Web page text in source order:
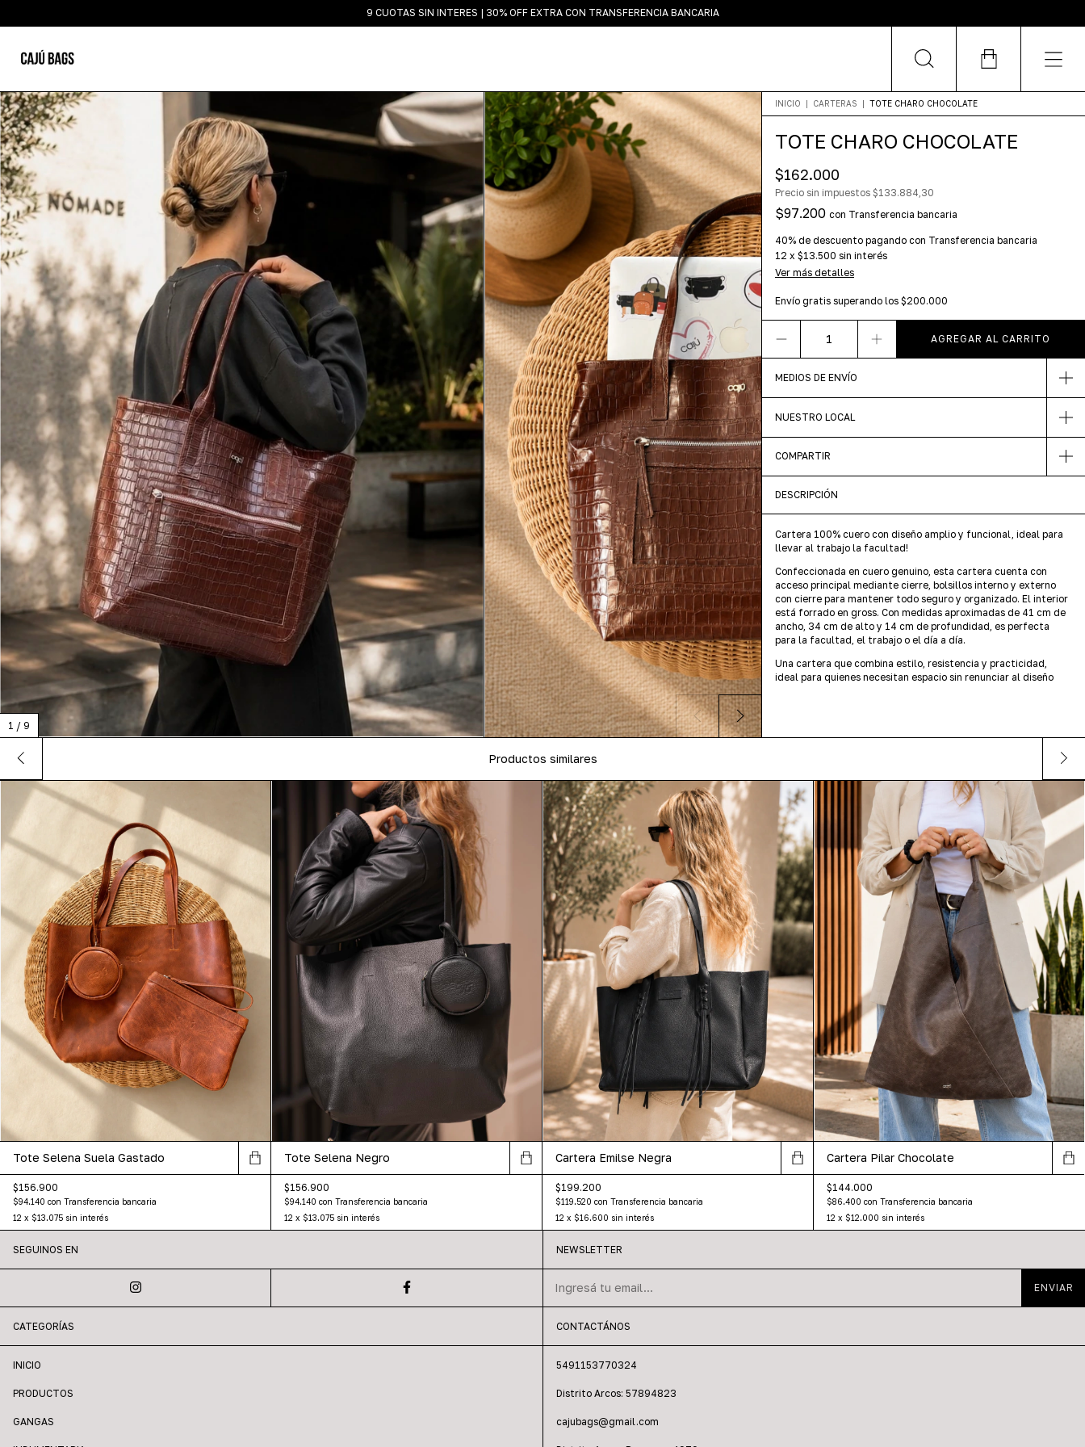
9 CUOTAS SIN INTERES | 30% OFF EXTRA CON TRANSFERENCIA BANCARIA
1 / 9
INICIO | CARTERAS | TOTE CHARO CHOCOLATE
TOTE CHARO CHOCOLATE
$162.000
Precio sin impuestos $133.884,30
$97.200 con Transferencia bancaria
40% de descuento pagando con Transferencia bancaria
12 x $13.500 sin interés
Ver más detalles
Envío gratis superando los $200.000
MEDIOS DE ENVÍO
NUESTRO LOCAL
COMPARTIR
DESCRIPCIÓN
Cartera 100% cuero con diseño amplio y funcional, ideal para
llevar al trabajo la facultad!
Confeccionada en cuero genuino, esta cartera cuenta con
acceso principal mediante cierre, bolsillos interno y externo
con cierre para mantener todo seguro y organizado. El interior
está forrado en gross. Con medidas aproximadas de 41 cm de
ancho, 34 cm de alto y 14 cm de profundidad, es perfecta
para la facultad, el trabajo o el día a día.
Una cartera que combina estilo, resistencia y practicidad,
ideal para quienes necesitan espacio sin renunciar al diseño
Productos similares
Tote Selena Suela Gastado
$156.900
$94.140 con Transferencia bancaria
12 x $13.075 sin interés
Tote Selena Negro
$156.900
$94.140 con Transferencia bancaria
12 x $13.075 sin interés
Cartera Emilse Negra
$199.200
$119.520 con Transferencia bancaria
12 x $16.600 sin interés
Cartera Pilar Chocolate
$144.000
$86.400 con Transferencia bancaria
12 x $12.000 sin interés
SEGUINOS EN NEWSLETTER
CATEGORÍAS
INICIO
PRODUCTOS
GANGAS
CONTACTÁNOS
5491153770324
Distrito Arcos: 57894823
cajubags@gmail.com